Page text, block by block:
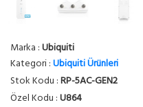
Marka :Ubiquiti
Kategori :Ubiquiti Ürünleri
Stok Kodu :RP-5AC-GEN2
Özel Kodu :U864